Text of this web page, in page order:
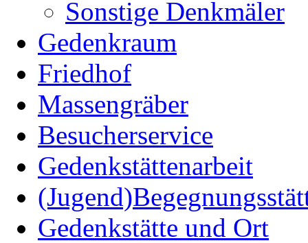
Sonstige Denkmäler
Gedenkraum
Friedhof
Massengräber
Besucherservice
Gedenkstättenarbeit
Gedenkstätte und Ort